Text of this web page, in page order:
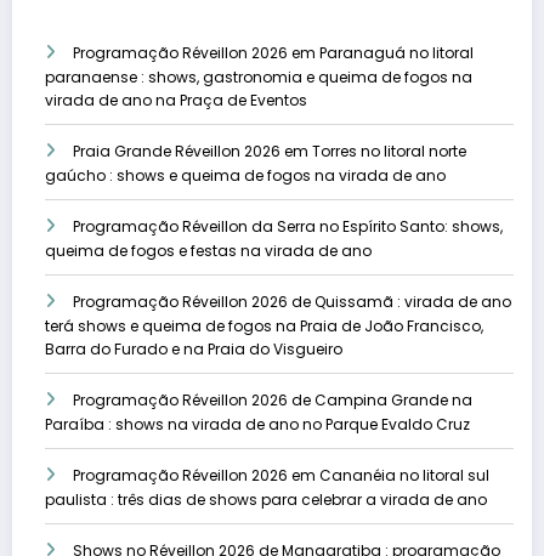
Programação Réveillon 2026 em Paranaguá no litoral
paranaense : shows, gastronomia e queima de fogos na
virada de ano na Praça de Eventos
Praia Grande Réveillon 2026 em Torres no litoral norte
gaúcho : shows e queima de fogos na virada de ano
Programação Réveillon da Serra no Espírito Santo: shows,
queima de fogos e festas na virada de ano
Programação Réveillon 2026 de Quissamã : virada de ano
terá shows e queima de fogos na Praia de João Francisco,
Barra do Furado e na Praia do Visgueiro
Programação Réveillon 2026 de Campina Grande na
Paraíba : shows na virada de ano no Parque Evaldo Cruz
Programação Réveillon 2026 em Cananéia no litoral sul
paulista : três dias de shows para celebrar a virada de ano
Shows no Réveillon 2026 de Mangaratiba : programação